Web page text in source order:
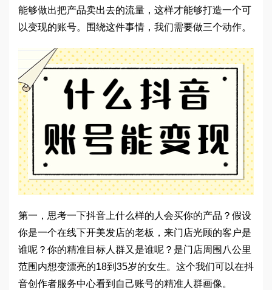
能够做出把产品卖出去的流量，这样才能够打造一个可
以变现的账号。围绕这件事情，我们需要做三个动作。
第一，思考一下抖音上什么样的人会买你的产品？假设
你是一个在线下开美发店的老板，来门店光顾的客户是
谁呢？你的精准目标人群又是谁呢？是门店周围八公里
范围内想变漂亮的18到35岁的女生。这个我们可以在抖
音创作者服务中心看到自己账号的精准人群画像。